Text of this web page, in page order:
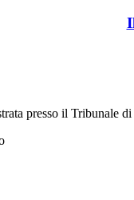
presso il Tribunale